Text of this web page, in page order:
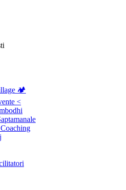
🏕️
<